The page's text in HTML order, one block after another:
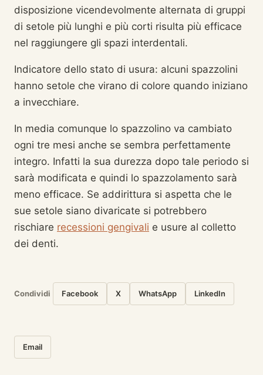
disposizione vicendevolmente alternata di gruppi
di setole più lunghi e più corti risulta più efficace
nel raggiungere gli spazi interdentali.
Indicatore dello stato di usura: alcuni spazzolini
hanno setole che virano di colore quando iniziano
a invecchiare.
In media comunque lo spazzolino va cambiato
ogni tre mesi anche se sembra perfettamente
integro. Infatti la sua durezza dopo tale periodo si
sarà modificata e quindi lo spazzolamento sarà
meno efficace. Se addirittura si aspetta che le
sue setole siano divaricate si potrebbero
rischiare recessioni gengivali e usure al colletto
dei denti.
Condividi Facebook X WhatsApp LinkedIn
Email